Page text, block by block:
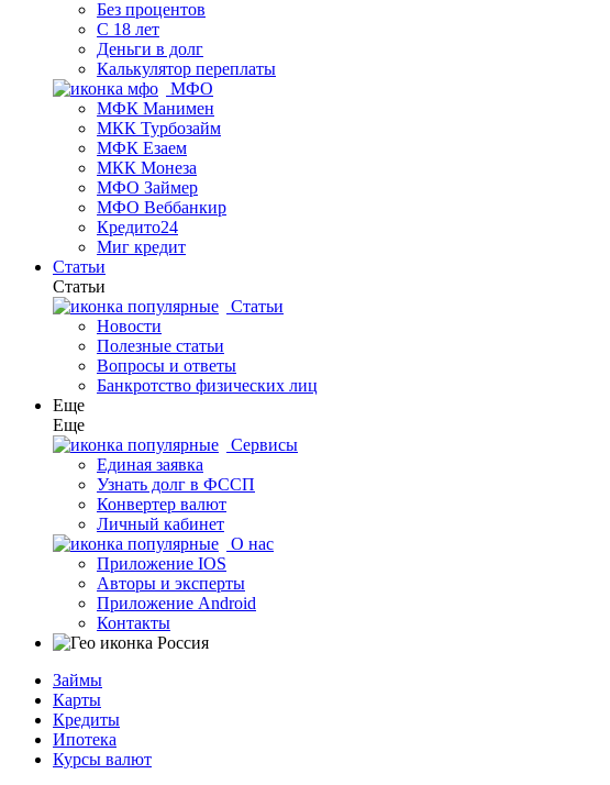
Без процентов
С 18 лет
Деньги в долг
Калькулятор переплаты
МФО
МФК Манимен
МКК Турбозайм
МФК Езаем
МКК Монеза
МФО Займер
МФО Веббанкир
Кредито24
Миг кредит
Статьи
Статьи
Статьи
Новости
Полезные статьи
Вопросы и ответы
Банкротство физических лиц
Еще
Еще
Сервисы
Единая заявка
Узнать долг в ФССП
Конвертер валют
Личный кабинет
О нас
Приложение IOS
Авторы и эксперты
Приложение Android
Контакты
Россия
Займы
Карты
Кредиты
Ипотека
Курсы валют